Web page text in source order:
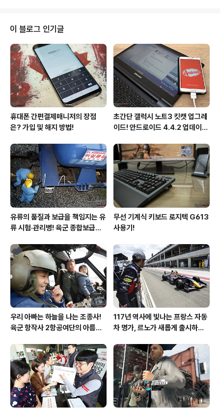
의 목표는 토론토!" "이제 거의 다 왔어요! 힘내자구요!" 위
니펙을 떠나 토론토로 가는 비아레일 안에서 지난 열흘간
고생하였던 기억이 주마등처럼 떠올랐다. 현란한 춤을 추
는듯한 바디랭귀지부터 모르면 무조건 걷기 신공까지 그렇
게 우리는 몸뚱어리 하나만 믿고 캐나다를 횡단하고 있었
다. "생보니파스로 가는 길!" 문득 위니..
이 블로그 인기글
휴대폰 간편결제매니저의 장점
은? 가입 및 해지 방법!
초간단 갤럭시 노트3 킷캣 업그레
이드! 안드로이드 4.4.2 업데이트
유류의 품질과 보급을 책임지는 유
류 시험·관리병! 육군 종합보급창
무선 기계식 키보드 로지텍 G613
사용기!
우리 아빠는 하늘을 나는 조종사!
육군 항작사 2항공여단의 아름다
117년 역사에 빛나는 프랑스 자동
차 명가, 르노가 새롭게 출시하는